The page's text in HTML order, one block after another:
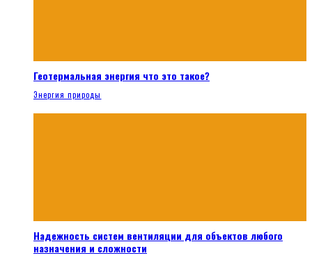
Геотермальная энергия что это такое?
Энергия природы
Надежность систем вентиляции для объектов любого
назначения и сложности